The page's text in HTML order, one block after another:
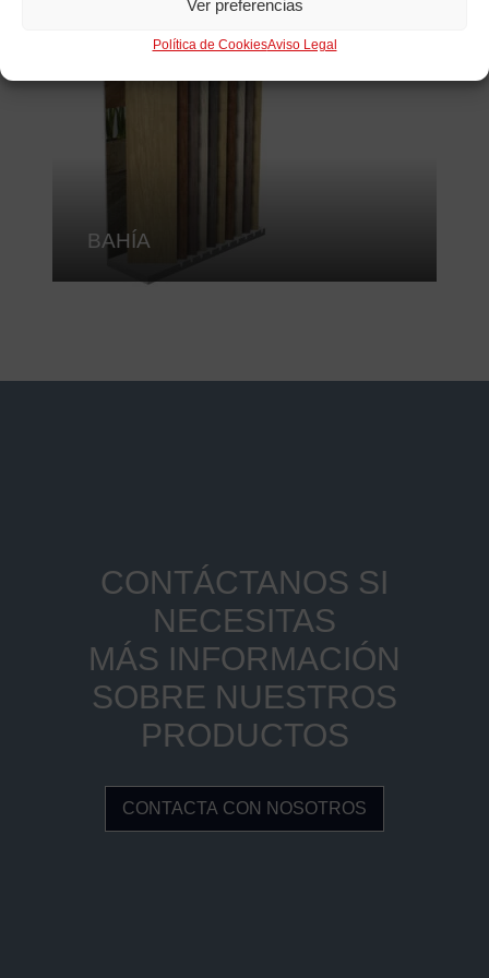
Ver preferencias
Política de CookiesAviso Legal
BAHÍA
CONTÁCTANOS SI
NECESITAS
MÁS INFORMACIÓN
SOBRE NUESTROS
PRODUCTOS
CONTACTA CON NOSOTROS